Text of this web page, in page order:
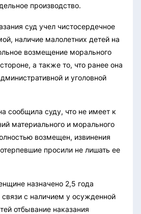
производство.
суд учел чистосердечное
наличие малолетних детей на
возмещение морального
а также то, что ранее она
и уголовной
сообщила суду, что не имеет к
материального и морального
возмещен, извинения
просили не лишать ее
назначено 2,5 года
с наличием у осужденной
отбывание наказания